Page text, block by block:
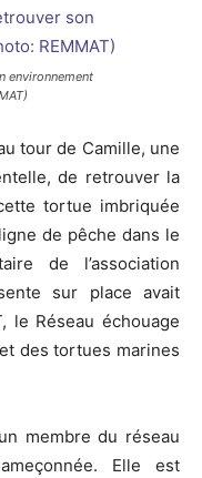
environnement
tour de Camille, une
de retrouver la
tortue imbriquée
de pêche dans le
de l’association
sur place avait
le Réseau échouage
des tortues marines
membre du réseau
Elle est